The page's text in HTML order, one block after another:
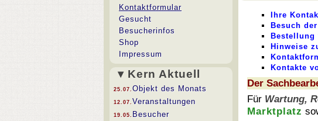
Kontaktformular
Gesucht
Besucherinfos
Shop
Impressum
▾ Kern Aktuell
25.07. Objekt des Monats
12.07. Veranstaltungen
19.05. Besucher
Ihre
Besuch
Hinweise
Kontakte
Der
Für Wartung,
Marktplatz